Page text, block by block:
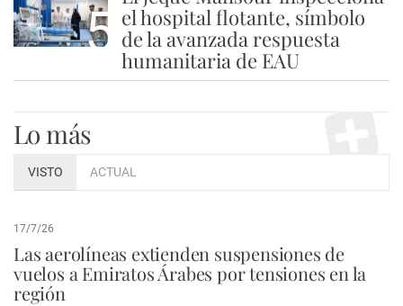
5 el hospital flotante, símbolo
de la avanzada respuesta
humanitaria de EAU
Lo más
VISTO ACTUAL
17/7/26
Las aerolíneas extienden suspensiones de
vuelos a Emiratos Árabes por tensiones en la
región